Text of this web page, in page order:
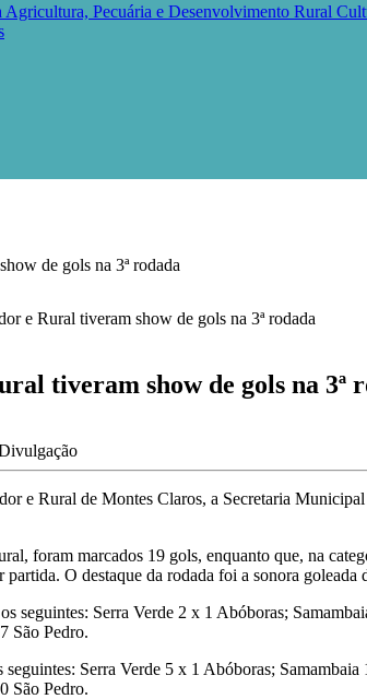
Agricultura, Pecuária e Desenvolvimento Rural
de gols na 3ª rodada
tiveram show de gols na 3ª
e Rural de Montes Claros, a Secretaria
foram marcados 19 gols, enquanto que, na
O destaque da rodada foi a sonora
seguintes: Serra Verde 2 x 1 Abóboras;
São Pedro.
Serra Verde 5 x 1 Abóboras;
São Pedro.